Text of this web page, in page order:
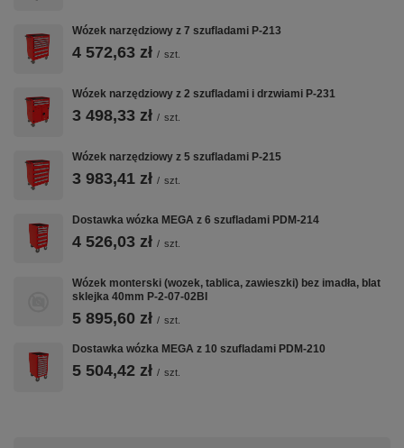
Wózek narzędziowy z 7 szufladami P-213
4 572,63 zł / szt.
Wózek narzędziowy z 2 szufladami i drzwiami P-231
3 498,33 zł / szt.
Wózek narzędziowy z 5 szufladami P-215
3 983,41 zł / szt.
Dostawka wózka MEGA z 6 szufladami PDM-214
4 526,03 zł / szt.
Wózek monterski (wozek, tablica, zawieszki) bez imadła, blat
sklejka 40mm P-2-07-02BI
5 895,60 zł / szt.
Dostawka wózka MEGA z 10 szufladami PDM-210
5 504,42 zł / szt.